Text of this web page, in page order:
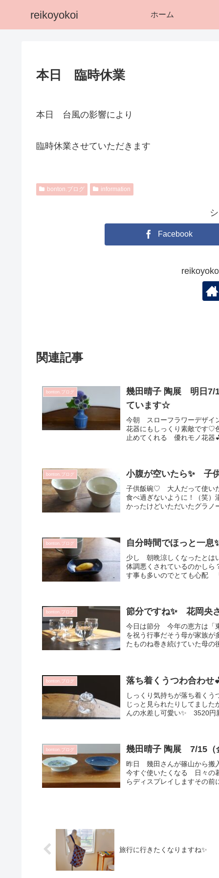
reikoyokoi ホーム
本日 臨時休業
本日 台風の影響により
臨時休業させていただきます
bonton.ブログ information
Facebook
関連記事
bonton.ブログ
幾田晴子 陶展 明日7/
ています☆
今朝 スローフラワーデザイ
花器にもしっくり素敵です♡
止めてくれる 優れモノ花器
bonton.ブログ 小腹が空いたら✨ 子
子供飯碗♡ 大人だって使い
食べ過ぎないように！（笑
かったけどいただいたグラ
bonton.ブログ 自分時間でほっと一息
少し 朝晩涼しくなったとは
体調悪くされているのかし
す事も多いのでとても心配
bonton.ブログ 節分ですね✨ 花岡央
今日は節分 今年の恵方は「
を祝う行事だそう母が家族
たものね巻き続けていた母
bonton.ブログ 落ち着くうつわ合わせ
しっくり気持ちが落ち着く
じっと見られたりしてまし
んの水差し可愛い✨ 3520円
bonton.ブログ 幾田晴子 陶展 7/15（
昨日 幾田さんが篠山から搬
今すぐ使いたくなる 日々の
らディスプレイしますその
旅行に行きたくなりますね✨